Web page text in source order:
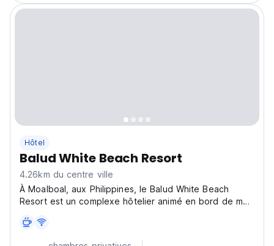
Hôtel
Balud White Beach Resort
4.26km du centre ville
À Moalboal, aux Philippines, le Balud White Beach
Resort est un complexe hôtelier animé en bord de mer.
d'aventures insulaires, c'est l'un des meilleurs
complexes de Moalboal pour la plongée et la plongée